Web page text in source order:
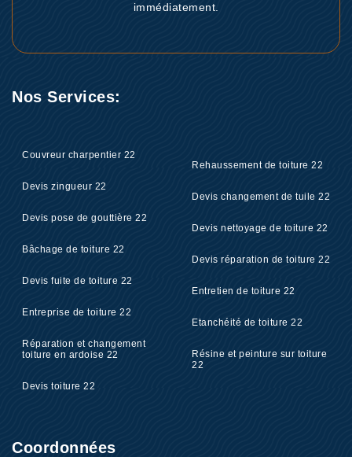
immédiatement.
Nos Services:
Couvreur charpentier 22
Devis zingueur 22
Devis pose de gouttière 22
Bâchage de toiture 22
Devis fuite de toiture 22
Entreprise de toiture 22
Réparation et changement
toiture en ardoise 22
Devis toiture 22
Rehaussement de toiture 22
Devis changement de tuile 22
Devis nettoyage de toiture 22
Devis réparation de toiture 22
Entretien de toiture 22
Etanchéité de toiture 22
Résine et peinture sur toiture
22
Coordonnées